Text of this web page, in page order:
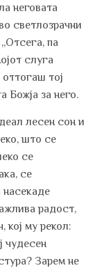
неговата
светлозрачни
па
слуга
оттогаш тој
Божја за него.
лесен сон и
што се
се
се
насекаде
радост,
кој му рекол:
чудесен
Зарем не